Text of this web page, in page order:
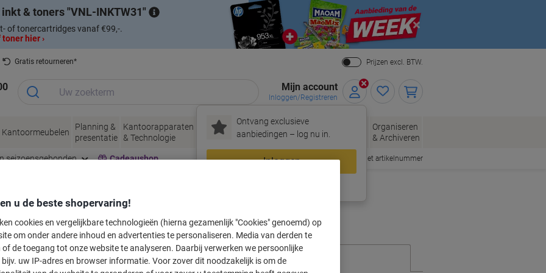
inkt & toners VNL-INKTW31
of tonercartridges vanaf €99,-.
hier ›
Close
Gratis retourneren*
Prijzen excl. BTW.
Mijn account
Inloggen/Registreren
Ontvang exclusieve
aanbiedingen – log nu in.
Inloggen
Kantoormeubelen
Planning &
presentatie
Kantoorapparaten
& Technologie
Inkt &
Toner
Papier, Enveloppen
& Verpakken
Kantoorartikelen
Organiseren
& Archiveren
seizoensgebonden Cadeaushop Snel bestellen met artikelnummer
voor uw printer
Kies merk, reeks en model uit de opties hieronder
u de beste shopervaring!
cookies en vergelijkbare technologieën (hierna gezamenlijk "Cookies" genoemd) op
om onder andere inhoud en advertenties te personaliseren. Media van derden te
of de toegang tot onze website te analyseren. Daarbij verwerken we persoonlijke
bijv. uw IP-adres en browser informatie. Voor zover dit noodzakelijk is om de